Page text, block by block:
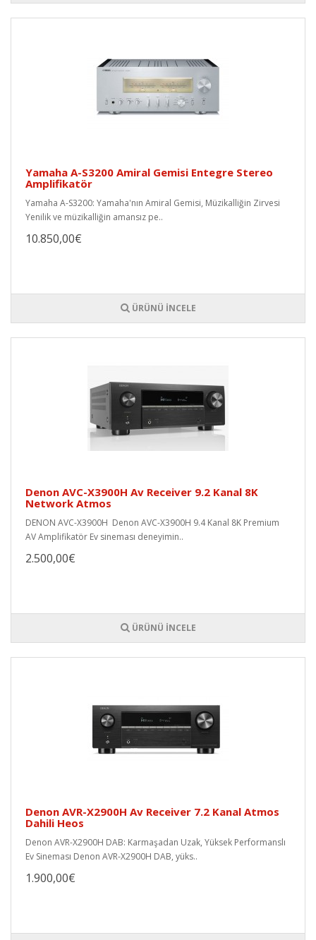
Yamaha A-S3200 Amiral Gemisi Entegre Stereo
Amplifikatör
Yamaha A-S3200: Yamaha'nın Amiral Gemisi, Müzikalliğin Zirvesi
Yenilik ve müzikalliğin amansız pe..
10.850,00€
ÜRÜNÜ İNCELE
Denon AVC-X3900H Av Receiver 9.2 Kanal 8K
Network Atmos
DENON AVC-X3900H Denon AVC-X3900H 9.4 Kanal 8K Premium
AV Amplifikatör Ev sineması deneyimin..
2.500,00€
ÜRÜNÜ İNCELE
Denon AVR-X2900H Av Receiver 7.2 Kanal Atmos
Dahili Heos
Denon AVR-X2900H DAB: Karmaşadan Uzak, Yüksek Performanslı
Ev Sineması Denon AVR-X2900H DAB, yüks..
1.900,00€